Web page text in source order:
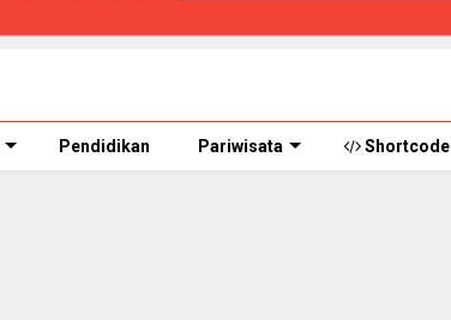
Pendidikan Pariwisata Shortcode